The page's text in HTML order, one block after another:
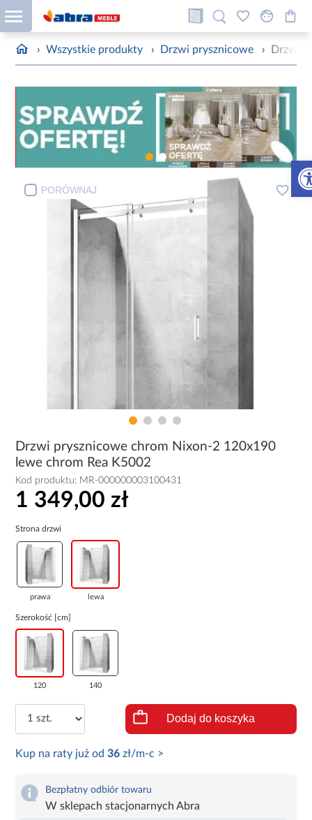
› Wszystkie produkty › Drzwi prysznicowe › Drzwi
PORÓWNAJ
Drzwi prysznicowe chrom Nixon-2 120x190
lewe chrom Rea K5002
Kod produktu: MR-000000003100431
1 349,00 zł
Strona drzwi
prawa lewa
Szerokość [cm]
120 140
Dodaj do koszyka
Kup na raty już od36 zł/m-c >
Bezpłatny odbiór towaru
W sklepach stacjonarnych Abra